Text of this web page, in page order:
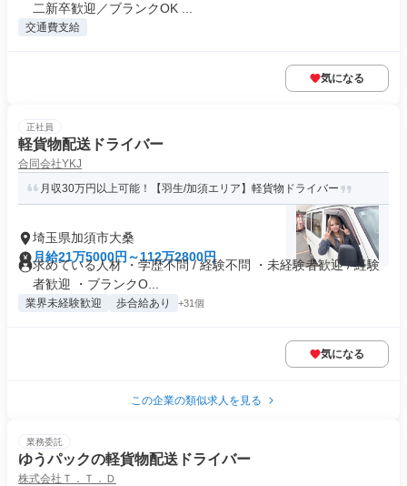
二新卒歓迎／ブランクOK ...
交通費支給
気になる
正社員
軽貨物配送ドライバー
合同会社YKJ
月収30万円以上可能！【羽生/加須エリア】軽貨物ドライバー
埼玉県加須市大桑
月給21万5000円～112万2800円
求めている人材 ・学歴不問 / 経験不問 ・未経験者歓迎 / 経験
者歓迎 ・ブランクO...
業界未経験歓迎 歩合給あり +31個
気になる
この企業の類似求人を見る
業務委託
ゆうパックの軽貨物配送ドライバー
株式会社Ｔ．Ｔ．Ｄ